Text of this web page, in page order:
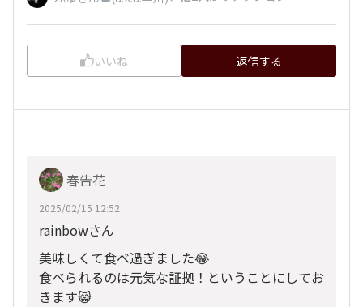
いいね 返信する
春告花
2025/02/15 12:52
rainbowさん
美味しくて食べ過ぎました😂
食べられるのは元気な証拠！ということにしてお
きます😸